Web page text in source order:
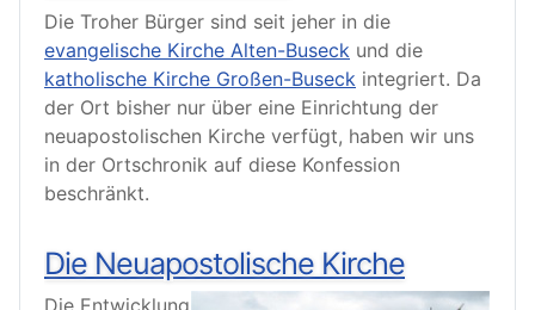
Die Troher Bürger sind seit jeher in die
evangelische Kirche Alten-Buseck und die
katholische Kirche Großen-Buseck integriert. Da
der Ort bisher nur über eine Einrichtung der
neuapostolischen Kirche verfügt, haben wir uns
in der Ortschronik auf diese Konfession
beschränkt.
Die Neuapostolische Kirche